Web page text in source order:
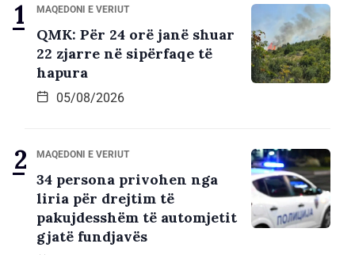
MAQEDONI E VERIUT
QMK: Për 24 orë janë shuar
22 zjarre në sipërfaqe të
hapura
05/08/2026
MAQEDONI E VERIUT
34 persona privohen nga
liria për drejtim të
pakujdesshëm të automjetit
gjatë fundjavës